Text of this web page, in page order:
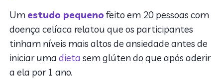
Um estudo pequeno feito em 20 pessoas com
doença celíaca relatou que os participantes
tinham níveis mais altos de ansiedade antes de
iniciar umadieta sem glúten do que após aderir
a ela por 1 ano.